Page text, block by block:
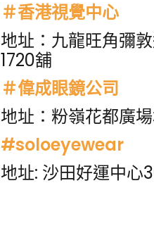
＃香港視覺中心
地址：九龍旺角彌
1720舖
＃偉成眼鏡公司
地址：粉嶺花都廣
#soloeyewear
地址: 沙田好運中心